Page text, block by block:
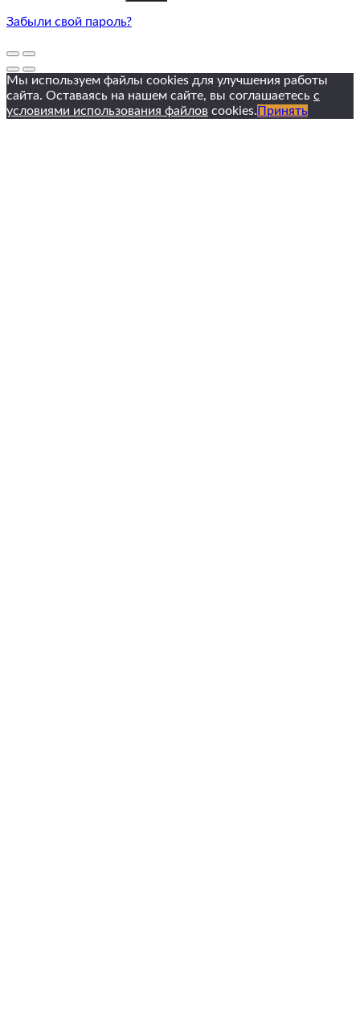
Забыли свой пароль?
Мы используем файлы cookies для улучшения работы
сайта. Оставаясь на нашем сайте, вы соглашаетесь с
условиями использования файлов cookies. Принять